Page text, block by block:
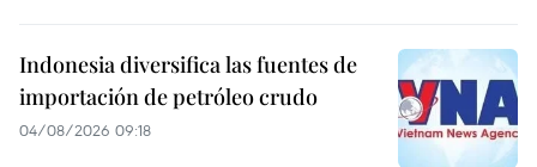
Indonesia diversifica las fuentes de
importación de petróleo crudo
04/08/2026 09:18